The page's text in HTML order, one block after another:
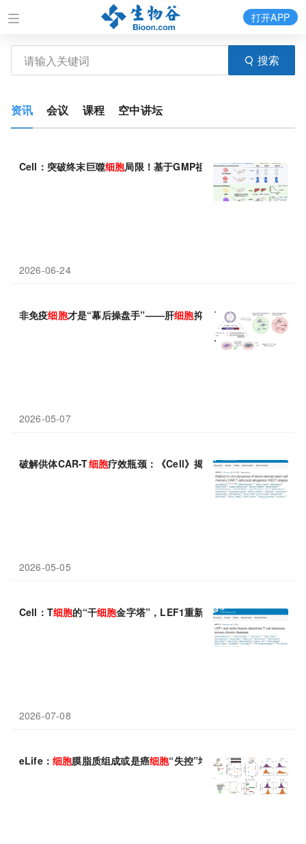
搜索
打开APP
资讯 会议 课程 空中讲坛
Cell：突破终末巨噬细胞局限！基于GMP祖 细胞的可再生CAR-巨
2026-06-24
非免疫细胞才是“幕后操盘手”——肝细胞抑制免疫，肌肉细胞增强
2026-05-07
破解供体CAR-T细胞疗效瓶颈：《Cell》揭示干细胞记忆T细胞是
2026-05-05
Cell：T细胞的“干细胞金字塔”，LEF1重新定义慢性疾病中的T细
2026-07-08
eLife： 细胞膜脂质组成或是癌细胞“失控”增殖的隐形推手